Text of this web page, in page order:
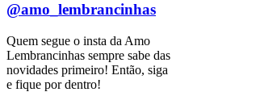
@amo_lembrancinhas
Quem segue o insta da Amo
Lembrancinhas sempre sabe das
novidades primeiro! Então, siga
e fique por dentro!